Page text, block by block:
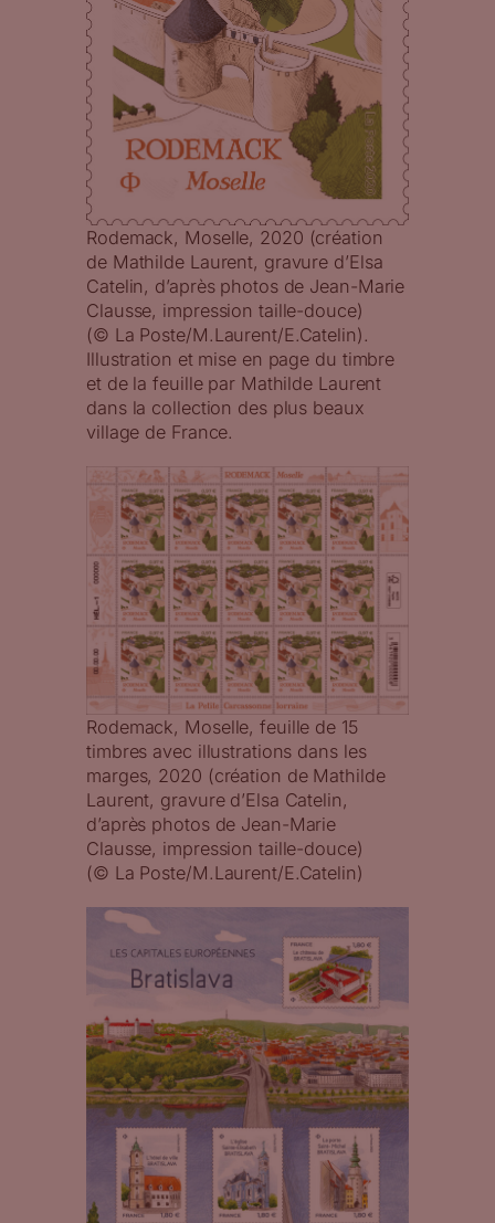
Rodemack, Moselle, 2020 (création
de Mathilde Laurent, gravure d’Elsa
Catelin, d’après photos de Jean-Marie
Clausse, impression taille-douce)
(© La Poste/M.Laurent/E.Catelin).
Illustration et mise en page du timbre
et de la feuille par Mathilde Laurent
dans la collection des plus beaux
village de France.
Rodemack, Moselle, feuille de 15
timbres avec illustrations dans les
marges, 2020 (création de Mathilde
Laurent, gravure d’Elsa Catelin,
d’après photos de Jean-Marie
Clausse, impression taille-douce)
(© La Poste/M.Laurent/E.Catelin)